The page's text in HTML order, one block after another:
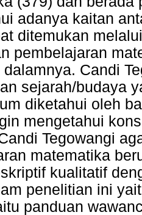
adanya kaitan
ditemukan
pembelajaran
dalamnya. Candi
sejarah/budaya
diketahui oleh
mengetahui
Tegowangi
matematika
kualitatif
penelitian ini
panduan